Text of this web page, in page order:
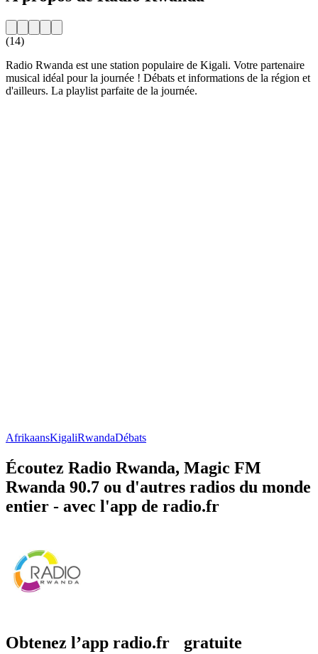
(14)
Radio Rwanda est une station populaire de Kigali. Votre partenaire
musical idéal pour la journée ! Débats et informations de la région et
d'ailleurs. La playlist parfaite de la journée.
AfrikaansKigaliRwandaDébats
Écoutez Radio Rwanda, Magic FM
Rwanda 90.7 ou d'autres radios du monde
entier - avec l'app de radio.fr
Obtenez l’app radio.fr gratuite